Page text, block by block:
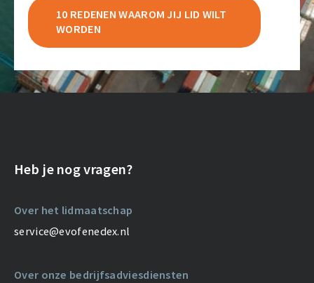
10 REDENEN WAAROM JIJ LID WILT
WORDEN
Heb je nog vragen?
Over het lidmaatschap
service@evofenedex.nl
Over onze bedrijfsadviesdiensten